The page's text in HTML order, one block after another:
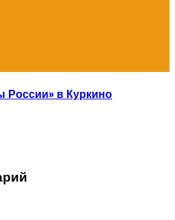
России» в Куркино